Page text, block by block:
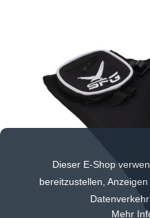
Dieser E-Shop
bereitzustellen,
Mehr